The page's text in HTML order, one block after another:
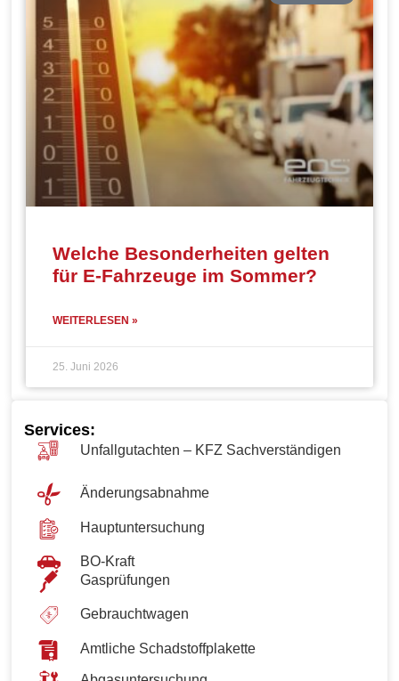
Welche Besonderheiten gelten
für E-Fahrzeuge im Sommer?
WEITERLESEN »
25. Juni 2026
Services:
Unfallgutachten – KFZ Sachverständigen
Änderungsabnahme
Hauptuntersuchung
BO-Kraft
Gasprüfungen
Gebrauchtwagen
Amtliche Schadstoffplakette